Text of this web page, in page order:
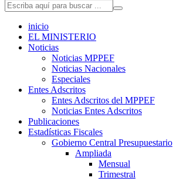
inicio
EL MINISTERIO
Noticias
Noticias MPPEF
Noticias Nacionales
Especiales
Entes Adscritos
Entes Adscritos del MPPEF
Noticias Entes Adscritos
Publicaciones
Estadísticas Fiscales
Gobierno Central Presupuestario
Ampliada
Mensual
Trimestral